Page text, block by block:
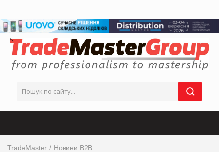
TradeMaster Новини B2B